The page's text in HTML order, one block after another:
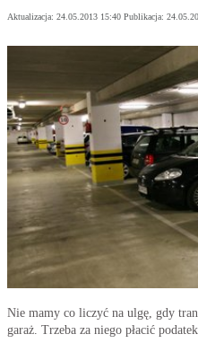
Aktualizacja: 24.05.2013 15:40 Publikacja:
Nie mamy co liczyć na ulgę, gdy
garaż. Trzeba za niego płacić